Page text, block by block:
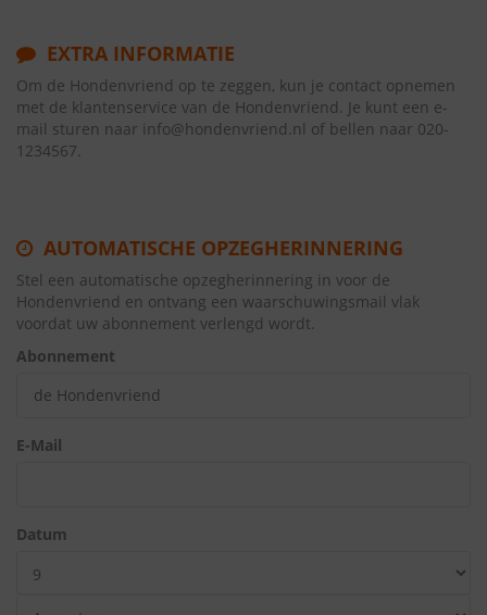
EXTRA INFORMATIE
Om de Hondenvriend op te zeggen, kun je contact opnemen
met de klantenservice van de Hondenvriend. Je kunt een e-
mail sturen naar info@hondenvriend.nl of bellen naar 020-
1234567.
AUTOMATISCHE OPZEGHERINNERING
Stel een automatische opzegherinnering in voor de
Hondenvriend en ontvang een waarschuwingsmail vlak
voordat uw abonnement verlengd wordt.
Abonnement
E-Mail
Datum